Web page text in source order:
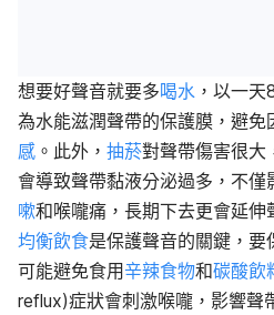
想要好聲音就要多喝水 ，以一
為水能滋潤聲帶的保護膜，避免
感 。此外， 抽菸對聲帶傷害很大
會導致聲帶黏液分泌過多，不
嗽和喉嚨痛，長期下去更會延伸
均衡飲食是保護聲音的關鍵，要
可能避免食用辛辣食物和碳酸飲
reflux)症狀會刺激喉嚨，影響聲